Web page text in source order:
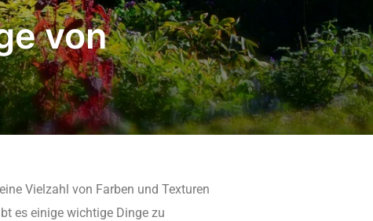
von
Vielzahl von Farben und Texturen
es einige wichtige Dinge zu